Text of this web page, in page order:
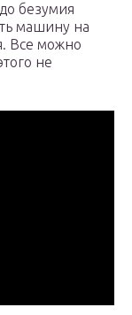
безумия
машину на
Все можно
не